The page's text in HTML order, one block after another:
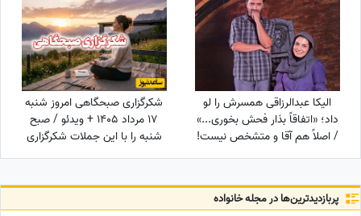
الیکا عبدالرزاقی همسرش را لو
داد؛ «اتفاقاً بذار فحش بخوری...»
/ اصلاً هم آقا و متشخص نیست!
شکرگزاری صبحگاهی امروز شنبه
17 مرداد 1405 + ویدئو / صبح
شنبه را با این جملات شکرگزاری
آغاز کن؛ شاید امروز بهترین خبر
پربازدید‌ترین‌ها در مجله خانواده